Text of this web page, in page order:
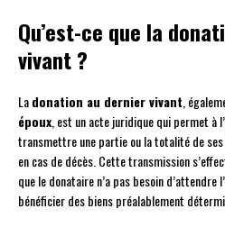
Qu’est-ce que la
vivant ?
Ladonation au dernier vivant ,
époux , est un acte juridique qui permet à
transmettre une partie ou la totalité de
en cas de décès. Cette transmission
que le donataire n’a pas besoin d’attendre
bénéficier des biens préalablement